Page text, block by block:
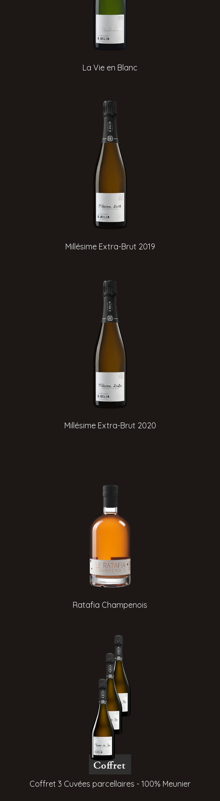
La Vie en Blanc
Millésime Extra-Brut 2019
Millésime Extra-Brut 2020
Ratafia Champenois
Coffret 3 Cuvées parcellaires - 100% Meunier